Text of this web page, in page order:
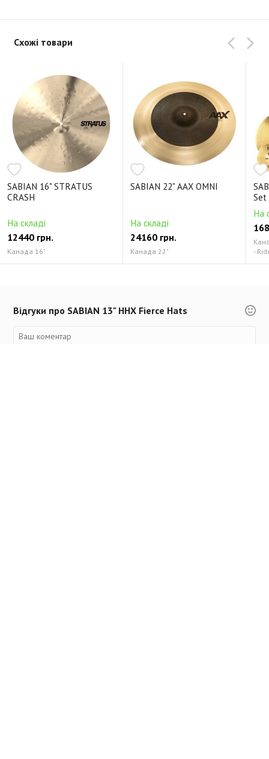
Схожі товари
SABIAN 16" STRATUS
CRASH
На складі
12440 грн.
Канада 16"
SABIAN 22" AAX OMNI
На складі
24160 грн.
Канада 22"
Set
На
-
Відгуки про SABIAN 13" HHX Fierce Hats